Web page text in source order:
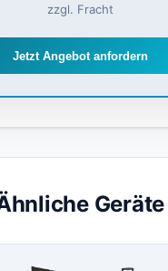
zzgl. Fracht
Jetzt Angebot anfordern
Geräte